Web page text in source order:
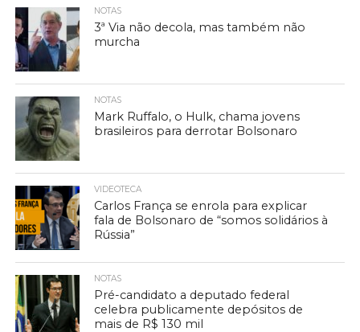
NOTAS
3ª Via não decola, mas também não
murcha
NOTAS
Mark Ruffalo, o Hulk, chama jovens
brasileiros para derrotar Bolsonaro
VIDEOTECA
Carlos França se enrola para explicar
fala de Bolsonaro de “somos solidários à
Rússia”
NOTAS
Pré-candidato a deputado federal
celebra publicamente depósitos de
mais de R$ 130 mil